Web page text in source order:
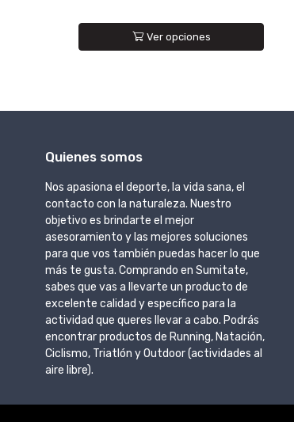
Ver opciones
Quienes somos
Nos apasiona el deporte, la vida sana, el
contacto con la naturaleza. Nuestro
objetivo es brindarte el mejor
asesoramiento y las mejores soluciones
para que vos también puedas hacer lo que
más te gusta. Comprando en Sumitate,
sabes que vas a llevarte un producto de
excelente calidad y específico para la
actividad que queres llevar a cabo. Podrás
encontrar productos de Running, Natación,
Ciclismo, Triatlón y Outdoor (actividades al
aire libre).